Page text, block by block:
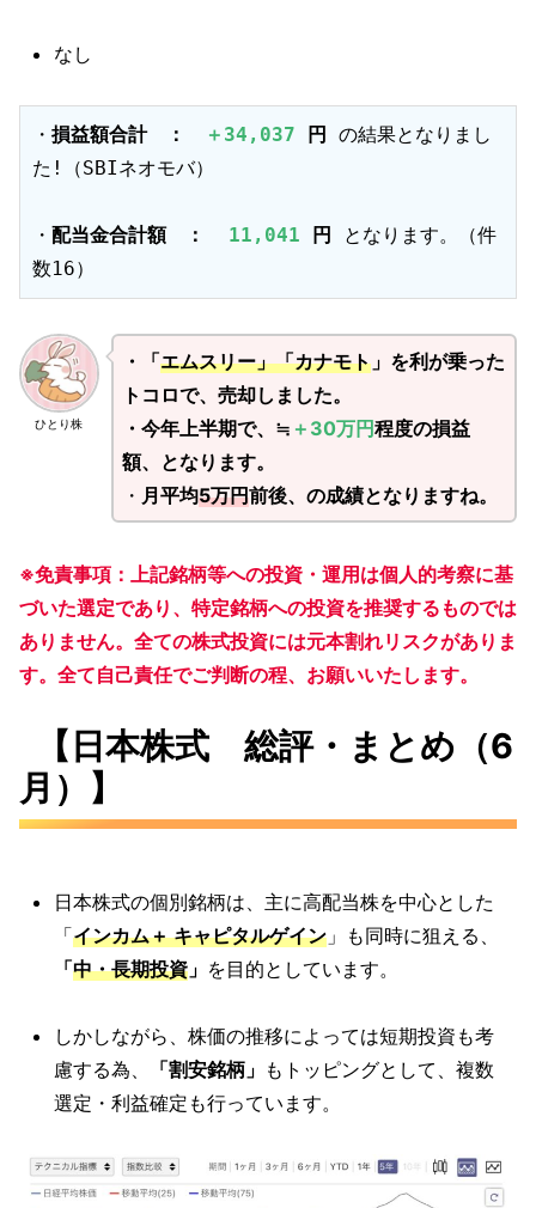
なし
・ 損益額合計　： ＋34,037 円
の結果となりまし
た!（SBIネオモバ）
・ 配当金合計額　： 11,041 円
となります。（件
数16）
ひとり株
・「エムスリー」「カナモト」を利が乗った
トコロで、売却しました。
・今年上半期で、≒ ＋30万円程度の損益
額、となります。
・ 月平均5万円前後、の成績となりますね。
※免責事項：上記銘柄等への投資・運用は個人的考察に基
づいた選定であり、特定銘柄への投資を推奨するものでは
ありません。全ての株式投資には元本割れリスクがありま
す。全て自己責任でご判断の程、お願いいたします。
【日本株式 総評・まとめ（6
月）】
日本株式の個別銘柄は、主に高配当株を中心とした
「インカム＋ キャピタルゲイン 」も同時に狙える、
「中・長期投資 」 を目的としています。
しかしながら、株価の推移によっては短期投資も考
慮する為、
「割安銘柄」 もトッピングとして、複数
選定・利益確定も行っています。